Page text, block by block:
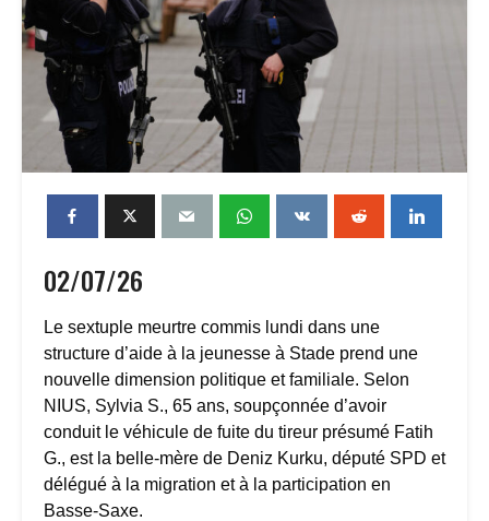
02/07/26
Le sextuple meurtre commis lundi dans une
structure d’aide à la jeunesse à Stade prend une
nouvelle dimension politique et familiale. Selon
NIUS, Sylvia S., 65 ans, soupçonnée d’avoir
conduit le véhicule de fuite du tireur présumé Fatih
G., est la belle-mère de Deniz Kurku, député SPD et
délégué à la migration et à la participation en
Basse-Saxe.